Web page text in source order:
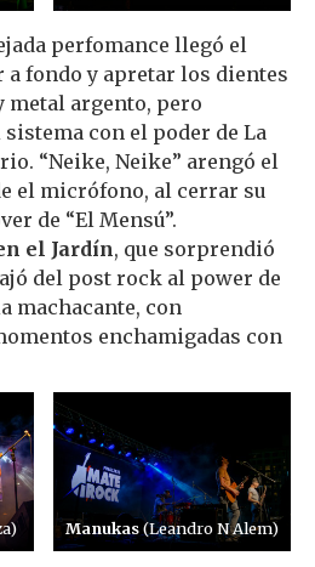
perfomance llegó el
a fondo y apretar los dientes
metal argento, pero
con el poder de La
“Neike, Neike” arengó el
el micrófono, al cerrar su
de “El Mensú”.
el Jardín, que sorprendió
del post rock al power de
machacante, con
enchamigadas con
Manukas(Leandro N Alem)